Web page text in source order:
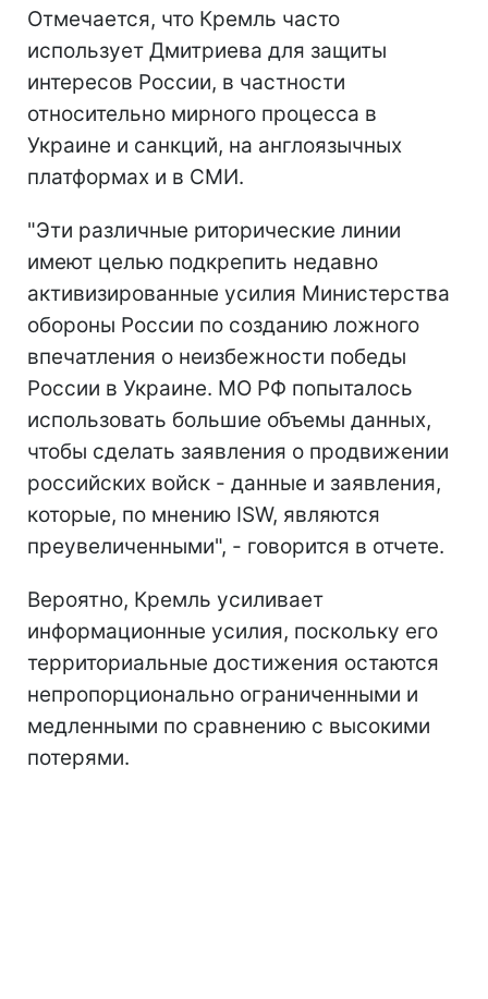
Отмечается, что Кремль часто
использует Дмитриева для защиты
интересов России, в частности
относительно мирного процесса в
Украине и санкций, на англоязычных
платформах и в СМИ.
"Эти различные риторические линии
имеют целью подкрепить недавно
активизированные усилия Министерства
обороны России по созданию ложного
впечатления о неизбежности победы
России в Украине. МО РФ попыталось
использовать большие объемы данных,
чтобы сделать заявления о продвижении
российских войск - данные и заявления,
которые, по мнению ISW, являются
преувеличенными", - говорится в отчете.
Вероятно, Кремль усиливает
информационные усилия, поскольку его
территориальные достижения остаются
непропорционально ограниченными и
медленными по сравнению с высокими
потерями.